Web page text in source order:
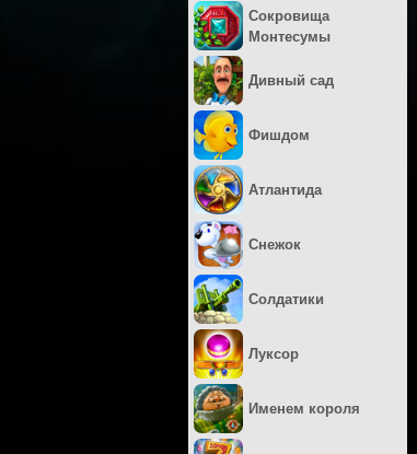
Сокровища
Монтесумы
Дивный сад
Фишдом
Атлантида
Снежок
Солдатики
Луксор
Именем короля